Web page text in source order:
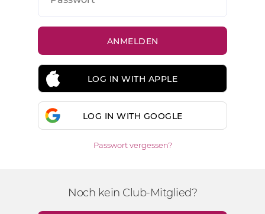
LOG IN WITH APPLE
LOG IN WITH GOOGLE
Passwort vergessen?
Noch kein Club-Mitglied?